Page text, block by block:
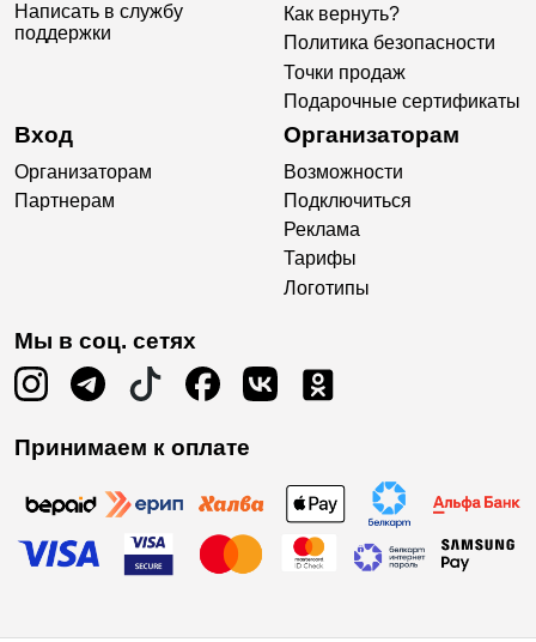
Написать в службу
поддержки
Как вернуть?
Политика безопасности
Точки продаж
Подарочные сертификаты
Вход
Организаторам
Партнерам
Организаторам
Возможности
Подключиться
Реклама
Тарифы
Логотипы
Мы в соц. сетях
Принимаем к оплате